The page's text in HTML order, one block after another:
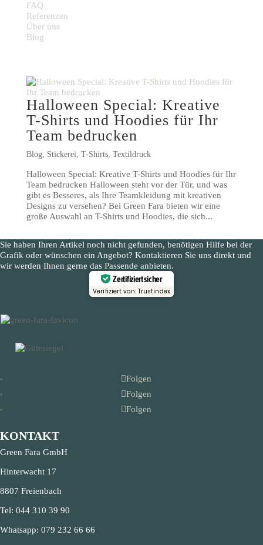
FAQ
Referenzen
Über uns
Blog
Halloween Special: Kreative
T-Shirts und Hoodies für Ihr
Team bedrucken
Blog, Stickerei, T-Shirts, Textildruck
Halloween Special: Kreative T-Shirts und Hoodies für Ihr
Team bedrucken Halloween steht vor der Tür, und was
gibt es Besseres, als Ihre Teamkleidung mit kreativen
Designs zu versehen? Bei Green Fara bieten wir eine
große Auswahl an T-Shirts und Hoodies, die sich...
Sie haben Ihren Artikel noch nicht gefunden, benötigen Hilfe bei der
Grafik oder wünschen ein Angebot? Kontaktieren Sie uns direkt und
wir werden Ihnen gerne das Passende anbieten.
Zertifiziert sicher
Verifiziert von: Trustindex
Folgen
Folgen
Folgen
KONTAKT
Green Fara GmbH
Hinterwacht 17
8807 Freienbach
Tel: 044 310 39 90
Whatsapp: 079 232 66 66